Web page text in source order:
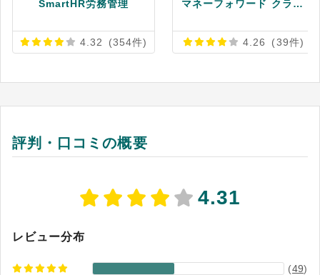
SmartHR労務管理
4.32 (354件)
マネーフォワード クラウド年末調整
4.26 (39件)
評判・口コミの概要
4.31
レビュー分布
(49)